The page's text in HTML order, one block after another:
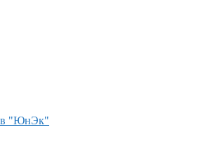
в "ЮнЭк"